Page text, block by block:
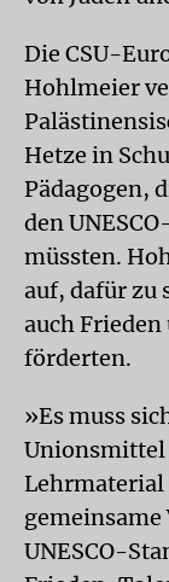
Die CSU-
Hohlmeier
Hetze in
Pädagogen,
den
müssten.
auf, dafür zu
auch
förderten.
»Es muss
Unionsmittel
Lehrmaterial
UNESCO-